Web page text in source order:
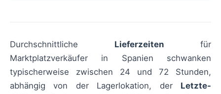
Durchschnittliche Lieferzeiten für
Marktplatzverkäufer in Spanien schwanken
typischerweise zwischen 24 und 72 Stunden,
abhängig von der Lagerlokation, der Letzte-